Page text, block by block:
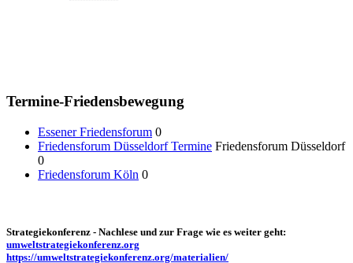
Termine-Friedensbewegung
Essener Friedensforum 0
Friedensforum Düsseldorf Termine Friedensforum Düsseldorf
0
Friedensforum Köln 0
Strategiekonferenz - Nachlese und zur Frage wie es weiter geht:
umweltstrategiekonferenz.org
https://umweltstrategiekonferenz.org/materialien/